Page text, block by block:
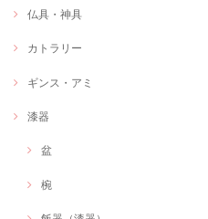
仏具・神具
カトラリー
ギンス・アミ
漆器
盆
椀